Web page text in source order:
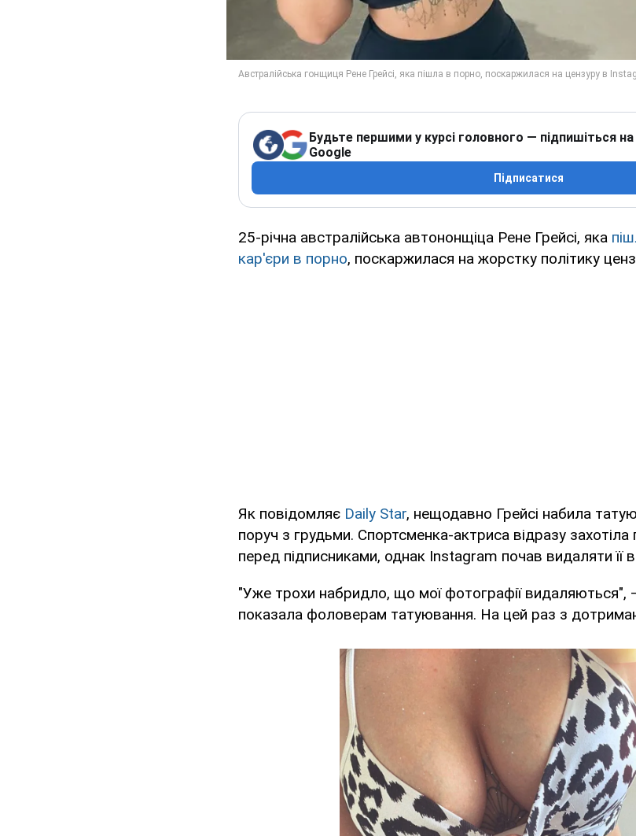
Будьте першими у курсі головного — підпишіться
Google
Підписатися
25-річна австралійська автононщіца Рене Грейсі, яка
кар'єри в порно, поскаржилася на жорстку політику
Як повідомляє Daily Star, нещодавно Грейсі набила
поруч з грудьми. Спортсменка-актриса відразу
перед пiдписниками, однак Instagram почав видаляти її
"Уже трохи набридло, що мої фотографії видаляються",
показала фоловерам татуювання. На цей раз з